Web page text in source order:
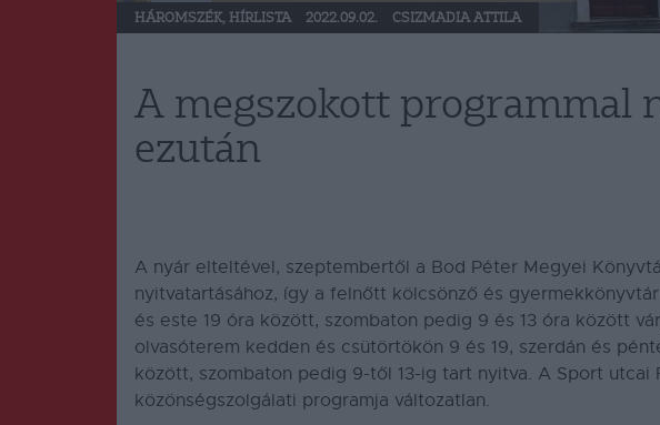
HÁROMSZÉK, HÍRLISTA 2022.09.02. CSIZMADIA ATTILA
A megszokott programmal
ezután
A nyár elteltével, szeptembertől a Bod Péter Megyei
nyitvatartásához, így a felnőtt kölcsönző és
és este 19 óra között, szombaton pedig 9 és 13 óra között
olvasóterem kedden és csütörtökön 9 és 19, szerdán és
között, szombaton pedig 9-től 13-ig tart nyitva. A Sport utcai
közönségszolgálati programja változatlan.